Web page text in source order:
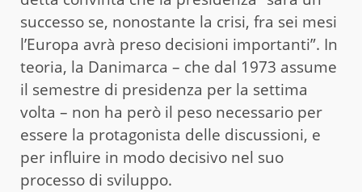
successo se, nonostante la crisi, fra sei mesi
l’Europa avrà preso decisioni importanti”. In
teoria, la Danimarca – che dal 1973 assume
il semestre di presidenza per la settima
volta – non ha però il peso necessario per
essere la protagonista delle discussioni, e
per influire in modo decisivo nel suo
processo di sviluppo.